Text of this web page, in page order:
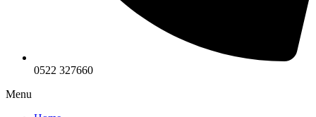
0522 327660
Menu